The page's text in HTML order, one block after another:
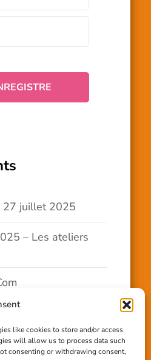
like cookies to store and/or access
will allow us to process data such
consenting or withdrawing consent,
27 juillet 2025
– Les ateliers
paille
Terre Paille